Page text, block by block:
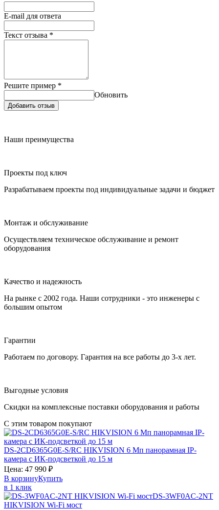
E-mail для ответа
Текст отзыва *
Решите пример *
Обновить
Добавить отзыв
Наши преимущества
Проекты под ключ
Разрабатываем проекты под индивидуальные задачи и бюджет
Монтаж и обслуживание
Осуществляем техническое обслуживание и ремонт
оборудования
Качество и надежность
На рынке с 2002 года. Наши сотрудники - это инженеры с
большим опытом
Гарантии
Работаем по договору. Гарантия на все работы до 3-х лет.
Выгодные условия
Скидки на комплексные поставки оборудования и работы
С этим товаром покупают
DS-2CD6365G0E-S/RC HIKVISION 6 Мп панорамная IP-
камера с ИК-подсветкой до 15 м
Цена: 47 990 ₽
В корзинуКупить
в 1 клик
DS-3WF0AC-2NT
HIKVISION Wi-Fi мост